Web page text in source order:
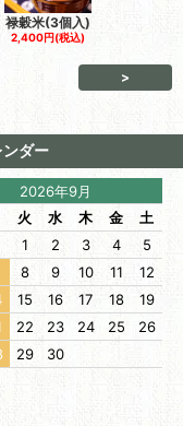
禄穀米(3個入)
2,400円(税込)
>
ンダー
2026年9月
火 水 木 金
土
1
2 3 4
5
8 9 10 11
12
15 16 17 18
19
22 23 24 25
26
29 30